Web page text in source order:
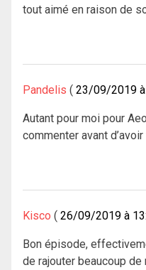
tout aimé en raison de
Pandelis 23/09/2019 à
Autant pour moi pour
commenter avant
Kisco 26/09/2019 à
Bon épisode,
de rajouter beaucoup